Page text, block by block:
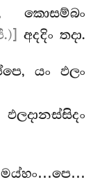
කොසම්බං
අදදිං තදා.
යං ඵලං